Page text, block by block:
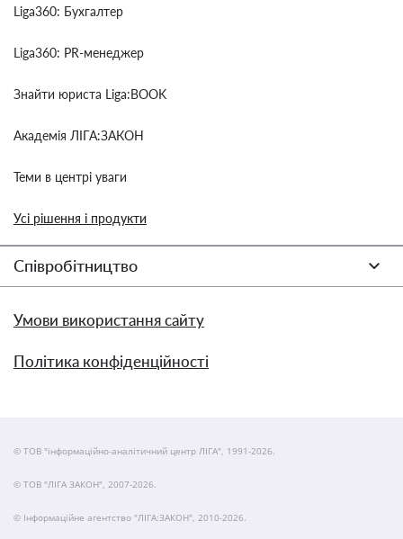
Liga360: Бухгалтер
Liga360: PR-менеджер
Знайти юриста Liga:BOOK
Академія ЛІГА:ЗАКОН
Теми в центрі уваги
Усі рішення і продукти
Співробітництво
Умови використання сайту
Політика конфіденційності
© ТОВ "інформаційно-аналітичний центр ЛІГА", 1991-2026.
© ТОВ "ЛІГА ЗАКОН", 2007-2026.
© Інформаційне агентство "ЛІГА:ЗАКОН", 2010-2026.